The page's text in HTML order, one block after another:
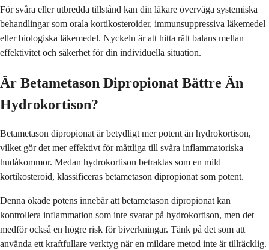
För svåra eller utbredda tillstånd kan din läkare överväga systemiska
behandlingar som orala kortikosteroider, immunsuppressiva läkemedel
eller biologiska läkemedel. Nyckeln är att hitta rätt balans mellan
effektivitet och säkerhet för din individuella situation.
Är Betametason Dipropionat Bättre Än
Hydrokortison?
Betametason dipropionat är betydligt mer potent än hydrokortison,
vilket gör det mer effektivt för måttliga till svåra inflammatoriska
hudåkommor. Medan hydrokortison betraktas som en mild
kortikosteroid, klassificeras betametason dipropionat som potent.
Denna ökade potens innebär att betametason dipropionat kan
kontrollera inflammation som inte svarar på hydrokortison, men det
medför också en högre risk för biverkningar. Tänk på det som att
använda ett kraftfullare verktyg när en mildare metod inte är tillräcklig.